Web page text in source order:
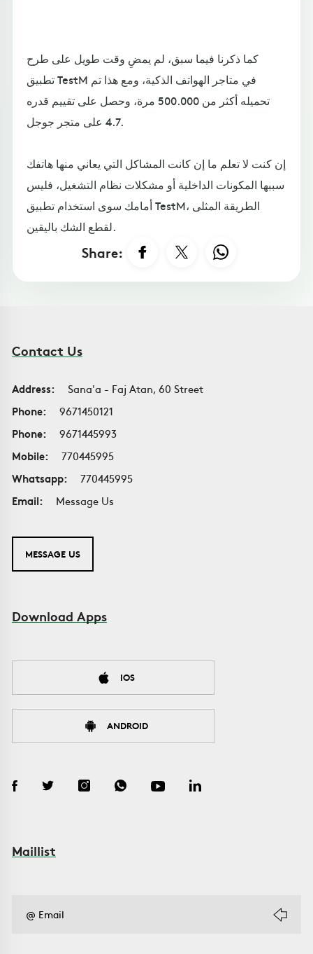
كما ذكرنا فيما سبق، لم يمضِ وقت طويل على طرح
تطبيق TestM في متاجر الهواتف الذكية، ومع هذا تم
تحميله أكثر من 500.000 مرة، وحصل على تقييم قدره
4.7 على متجر جوجل.
إن كنت لا تعلم ما إن كانت المشاكل التي يعاني منها هاتفك
سببها المكونات الداخلية أو مشكلات نظام التشغيل، فليس
أمامك سوى استخدام تطبيق TestM، الطريقة المثلى
لقطع الشك باليقين.
Share:
Contact Us
Address:
Sana'a - Faj Atan, 60 Street
Phone:
9671450121
Phone:
9671445993
Mobile:
770445995
Whatsapp:
770445995
Email:
Message Us
MESSAGE US
Download Apps
IOS
ANDROID
Maillist